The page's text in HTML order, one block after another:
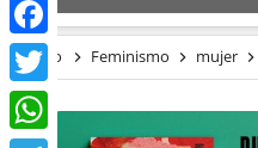
Facebook
Twitter
Inicio Feminismo mujer